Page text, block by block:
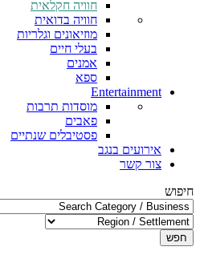
חוויה חקלאית
חוויה בדואית
מוזיאונים וגלריות
בעלי חיים
אמנים
ספא
Entertainment
מוסדות תרבות
פאבים
פסטיבלים שנתיים
אירועים בנגב
צור קשר
חיפוש
חפש